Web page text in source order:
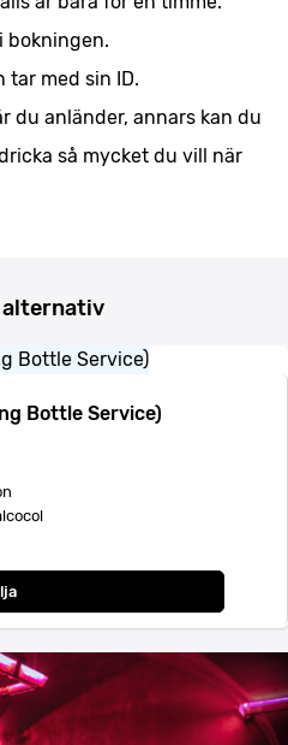
bokningen.
tar med sin ID.
du anländer, annars kan du
så mycket du vill när
alternativ
Bottle Service)